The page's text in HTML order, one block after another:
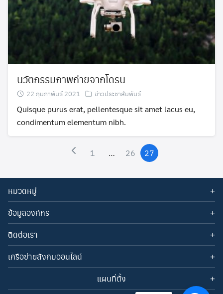
นวัตกรรมภาพถ่ายจากโดรน
22 กุมภาพันธ์ 2021 ข่าวประชาสัมพันธ์
Quisque purus erat, pellentesque sit amet lacus eu,
condimentum elementum nibh.
1 … 26 27
หมวดหมู่
ข่าวประกาศ
ข่าวประชาสัมพันธ์
ข้อมูลองค์กร
ประวัติโรงเรียน
วิสัยทัศน์
พันธกิจ
เป้าประสงค์
ติดต่อเรา
อีเมล: webmaster@nasamai.ac.th
โทรศัพท์: 0-4525-1216
เครือข่ายสังคมออนไลน์
เพจเฟสบุ๊ค(Facebook Page)
แผนที่ตั้ง